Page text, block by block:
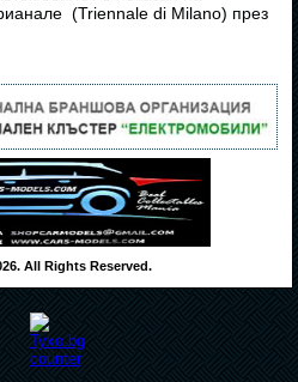
(Triennale di Milano) през
All Rights Reserved.